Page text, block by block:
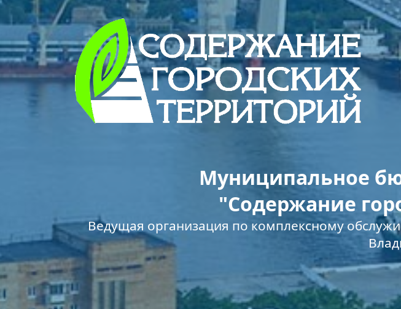
Муниципальное
"Содержание
Ведущая организация по комплексному